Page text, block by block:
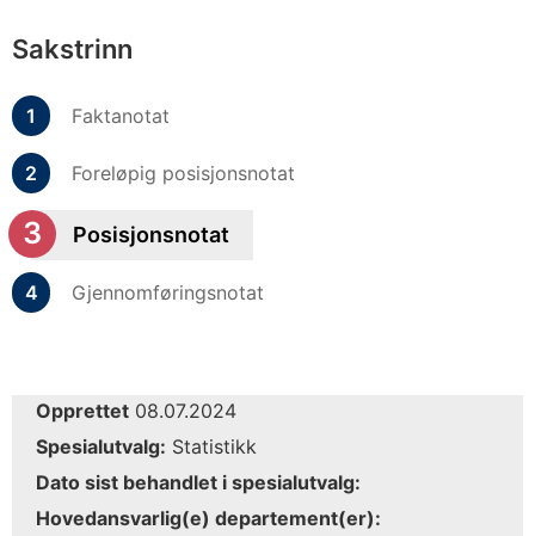
Sakstrinn
Faktanotat
Foreløpig posisjonsnotat
Posisjonsnotat
Gjennomføringsnotat
Opprettet 08.07.2024
Spesialutvalg: Statistikk
Dato sist behandlet i spesialutvalg:
Hovedansvarlig(e) departement(er):